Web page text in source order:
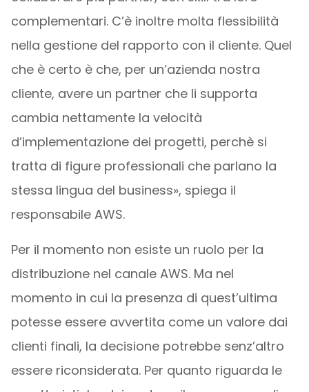
complementari. C’è inoltre molta flessibilità
nella gestione del rapporto con il cliente. Quel
che è certo è che, per un’azienda nostra
cliente, avere un partner che li supporta
cambia nettamente la velocità
d’implementazione dei progetti, perchè si
tratta di figure professionali che parlano la
stessa lingua del business», spiega il
responsabile AWS.
Per il momento non esiste un ruolo per la
distribuzione nel canale AWS. Ma nel
momento in cui la presenza di quest’ultima
potesse essere avvertita come un valore dai
clienti finali, la decisione potrebbe senz’altro
essere riconsiderata. Per quanto riguarda le